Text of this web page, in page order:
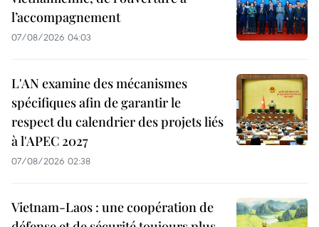
l’accompagnement
07/08/2026 04:03
L'AN examine des mécanismes
spécifiques afin de garantir le
respect du calendrier des projets liés
à l'APEC 2027
07/08/2026 02:38
Vietnam-Laos : une coopération de